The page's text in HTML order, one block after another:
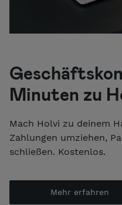
Minuten zu
Mach Holvi zu deinem
Zahlungen umziehen,
schließen. Kostenlos.
Mehr erfahren